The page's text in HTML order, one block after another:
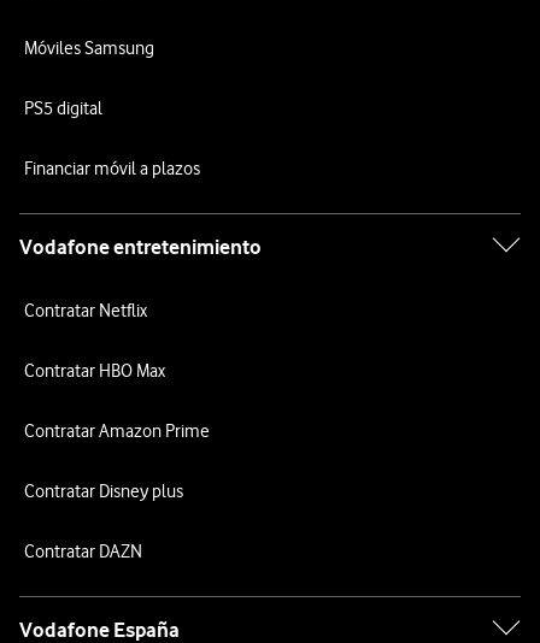
Móviles Samsung
PS5 digital
Financiar móvil a plazos
Vodafone entretenimiento
Contratar Netflix
Contratar HBO Max
Contratar Amazon Prime
Contratar Disney plus
Contratar DAZN
Vodafone España